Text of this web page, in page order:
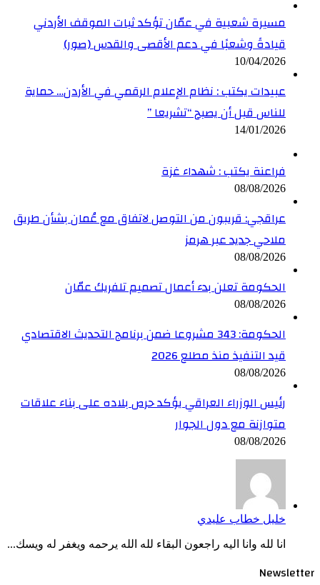
مسيرة شعبية في عمّان تؤكد ثبات الموقف الأردني
قيادةً وشعبًا في دعم الأقصى والقدس (صور)
10/04/2026
عبيدات يكتب : نظام الإعلام الرقمي في الأردن… حماية
للناس قبل أن يصبح “تشريعا ”
14/01/2026
فراعنة يكتب : شهداء غزة
08/08/2026
عراقجي: قريبون من التوصل لاتفاق مع عُمان بشأن طريق
ملاحي جديد عبر هرمز
08/08/2026
الحكومة تعلن بدء أعمال تصميم تلفريك عمّان
08/08/2026
الحكومة: 343 مشروعا ضمن برنامج التحديث الاقتصادي
قيد التنفيذ منذ مطلع 2026
08/08/2026
رئيس الوزراء العراقي يؤكد حرص بلاده على بناء علاقات
متوازنة مع دول الجوار
08/08/2026
خليل خطاب عليدي
انا لله وانا اليه راجعون البقاء لله الله يرحمه ويغفر له ويسك...
Newsletter